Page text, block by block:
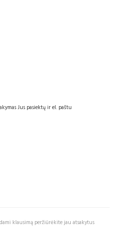
Jus pasiektų ir el. paštu
klausimą peržiūrėkite jau atsakytus